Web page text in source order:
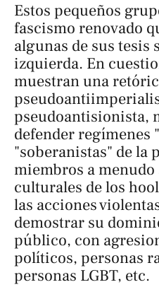
Estos pequeños
fascismo renovado
algunas de sus tesis
izquierda. En
muestran una
pseudoantisionista,
defender regímenes
"soberanistas" de la
miembros a
culturales de los
las acciones
demostrar su
público, con
políticos, personas
personas LGBT, etc.